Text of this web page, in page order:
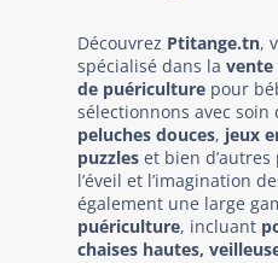
Découvrez Ptitange.tn,
spécialisé dans la vente
de puériculture pour
sélectionnons avec soin
peluches douces, jeux
puzzles et bien
l’éveil et l’imagination
également une large
puériculture, incluant
chaises hautes,